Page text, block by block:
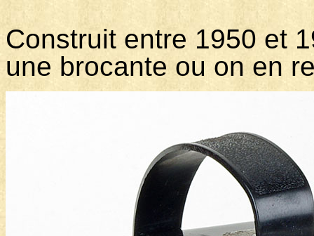
Construit entre 1950 et
une brocante ou on en